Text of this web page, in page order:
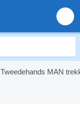
Tweedehands MAN